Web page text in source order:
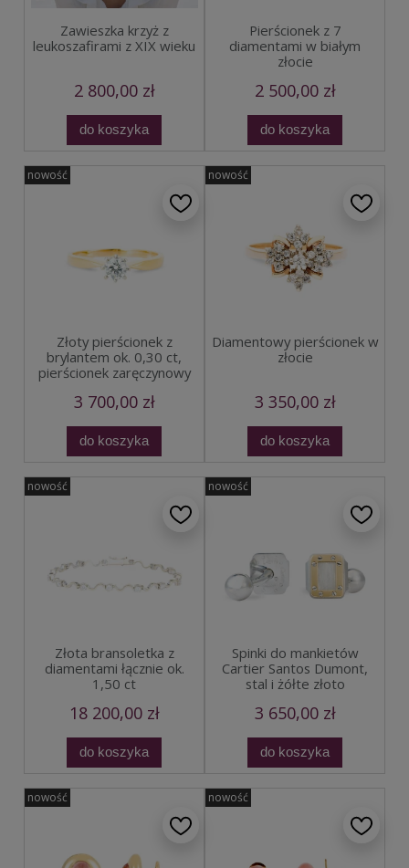
Zawieszka krzyż z
leukoszafirami z XIX wieku
2 800,00 zł
do koszyka
Pierścionek z 7
diamentami w białym
złocie
2 500,00 zł
do koszyka
Złoty pierścionek z
brylantem ok. 0,30 ct,
pierścionek zaręczynowy
3 700,00 zł
do koszyka
nowość
Diamentowy pierścionek w
złocie
3 350,00 zł
do koszyka
nowość
Złota bransoletka z
diamentami łącznie ok.
1,50 ct
18 200,00 zł
do koszyka
nowość
Spinki do mankietów
Cartier Santos Dumont,
stal i żółte złoto
3 650,00 zł
do koszyka
nowość
nowość nowość